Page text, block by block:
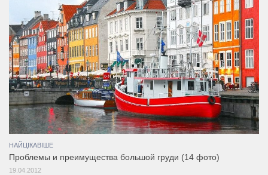
НАЙЦІКАВІШЕ
Проблемы и преимущества большой груди (14 фото)
19.04.2012